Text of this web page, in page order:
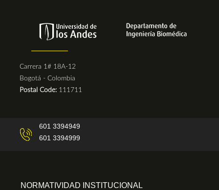
Carrera 1# 18A-12
Bogotá - Colombia
Postal Code: 111711
601 3394949
601 3394999
NORMATIVIDAD INSTITUCIONAL